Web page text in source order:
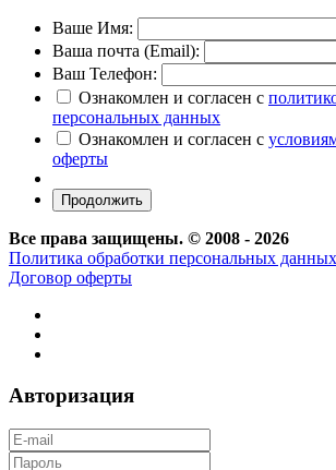
Ваше Имя:
Ваша почта (Email):
Ваш Телефон:
Ознакомлен и согласен с
персональных данных
Ознакомлен и согласен с
оферты
Все права защищены. © 2008 - 2026
Политика обработки персональных данных
Договор оферты
Авторизация